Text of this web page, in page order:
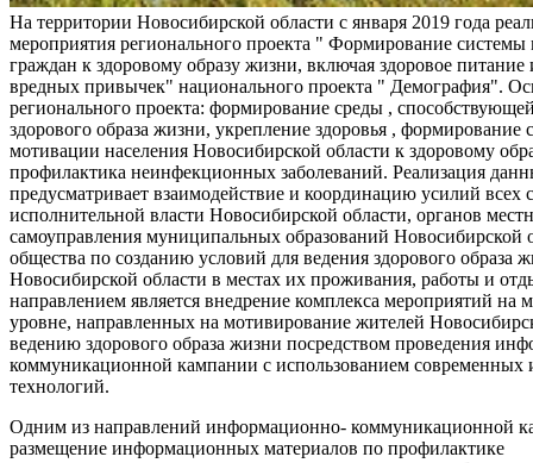
На территории Новосибирской области с января 2019 года
мероприятия регионального проекта " Формирование
граждан к здоровому образу жизни, включая здоровое питание
вредных привычек" национального проекта " Демография".
регионального проекта: формирование среды ,
здорового образа жизни, укрепление здоровья , формирование
мотивации населения Новосибирской области к здоровому
профилактика неинфекционных заболеваний. Реализация
предусматривает взаимодействие и координацию усилий всех
исполнительной власти Новосибирской области, органов
самоуправления муниципальных образований Новосибирской
общества по созданию условий для ведения здорового образа
Новосибирской области в местах их проживания, работы и
направлением является внедрение комплекса мероприятий на
уровне, направленных на мотивирование жителей
ведению здорового образа жизни посредством проведения
коммуникационной кампании с использованием
технологий.
Одним из направлений информационно- коммуникационной
размещение информационных материалов по профилактике